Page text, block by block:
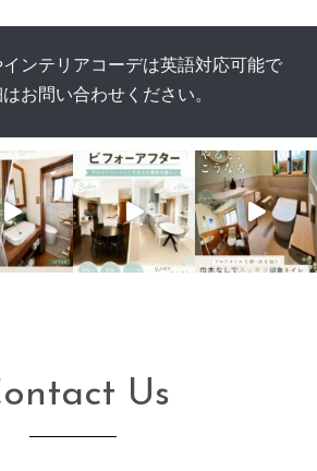
ンテリアコーデは英語対応可能で
お問い合わせください。
Us